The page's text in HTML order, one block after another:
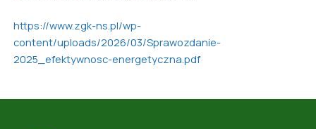
https://www.zgk-ns.pl/wp-
content/uploads/2026/03/Sprawozdanie-
2025_efektywnosc-energetyczna.pdf